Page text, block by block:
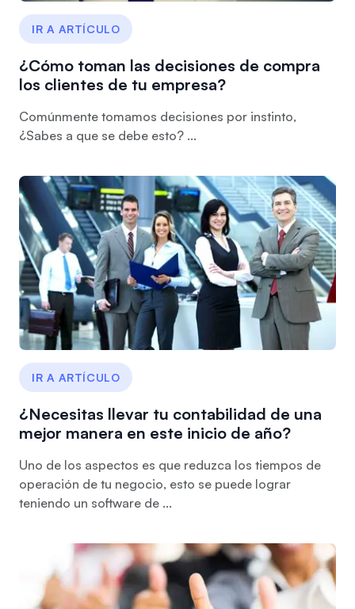
IR A ARTÍCULO
¿Cómo toman las decisiones de compra
los clientes de tu empresa?
Comúnmente tomamos decisiones por instinto,
¿Sabes a que se debe esto? ...
IR A ARTÍCULO
¿Necesitas llevar tu contabilidad de una
mejor manera en este inicio de año?
Uno de los aspectos es que reduzca los tiempos de
operación de tu negocio, esto se puede lograr
teniendo un software de ...